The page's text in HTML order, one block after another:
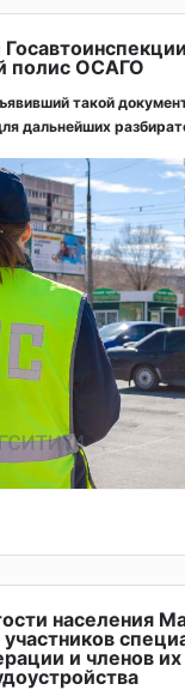
полис ОСАГО
такой
дальнейших
населения
и членов